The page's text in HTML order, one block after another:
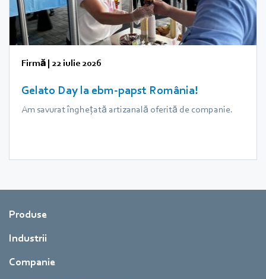
Firmă | 22 iulie 2026
Gelato Day la ebm‑papst România!
Am savurat înghețată artizanală oferită de companie.
Produse
Industrii
Companie